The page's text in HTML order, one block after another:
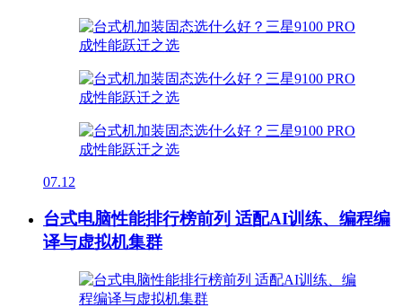
07.12
台式电脑性能排行榜前列 适配AI训练、编程编
译与虚拟机集群